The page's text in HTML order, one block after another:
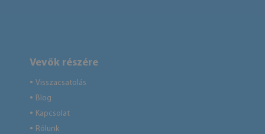
Vevők részére
● Visszacsatolás
● Blog
● Kapcsolat
● Rólunk